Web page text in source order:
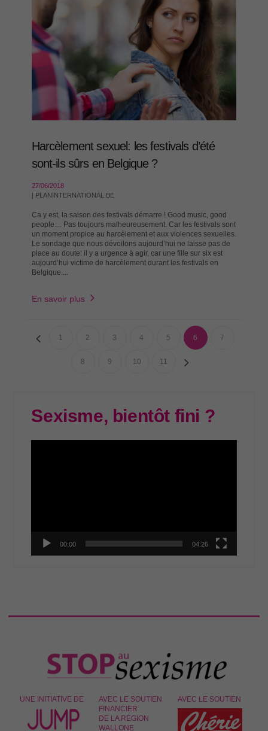
Harcèlement sexuel: les festivals d’été
sont-ils sûrs en Belgique ?
27/06/2018
| PLANINTERNATIONAL.BE
Ca y est, la saison des festivals démarre ! Good music, good
people… Pas toujours malheureusement. Car les festivals sont
un moment propice au harcèlement et aux violences sexuelles.
Le sondage que nous dévoilons aujourd’hui ne laisse pas de
place au doute: il y a urgence à agir, car une fille sur six est
aujourd’hui victime de harcèlement durant les festivals en
Belgique....
En savoir plus
1 2 3 4 5 6 7
8 9 10 11
Sexisme, bientôt fini ?
00:00 04:26
UNE INITIATIVE DE
AVEC LE SOUTIEN
FINANCIER
DE LA RÉGION
WALLONE
AVEC LE SOUTIEN